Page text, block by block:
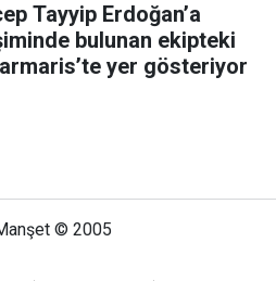
Tayyip Erdoğan’a
bulunan ekipteki
yer gösteriyor
© 2005